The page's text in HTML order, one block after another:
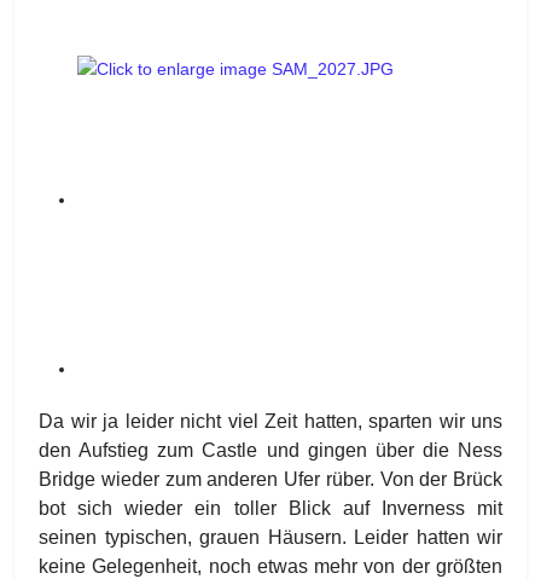
Da wir ja leider nicht viel Zeit hatten, sparten wir uns
den Aufstieg zum Castle und gingen über die Ness
Bridge wieder zum anderen Ufer rüber. Von der Brück
bot sich wieder ein toller Blick auf Inverness mit
seinen typischen, grauen Häusern. Leider hatten wir
keine Gelegenheit, noch etwas mehr von der größten